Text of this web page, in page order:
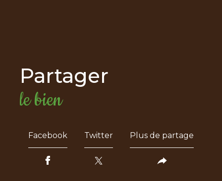
partager
le bien
Facebook Twitter Plus de partage